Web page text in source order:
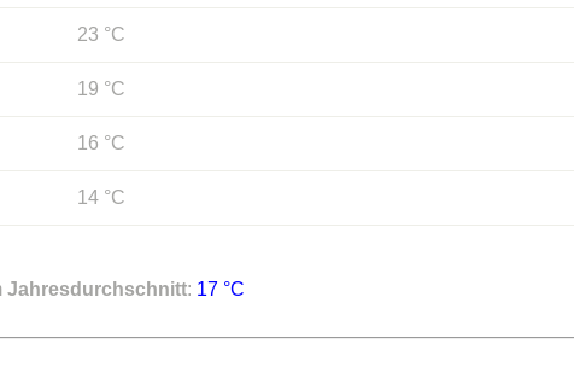
23 °C
19 °C
16 °C
14 °C
Jahresdurchschnitt: 17 °C